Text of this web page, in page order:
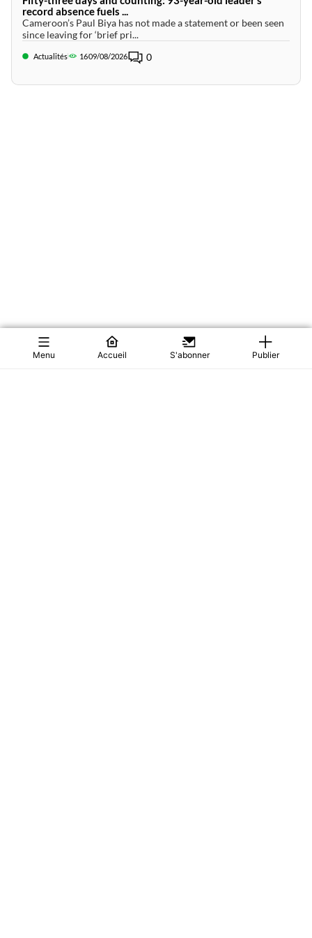
record absence fuels ...
Cameroon’s Paul Biya has not made a statement or been seen
since leaving for ‘brief pri...
Actualités 1609/08/2026 0
Menu Accueil S'abonner Publier